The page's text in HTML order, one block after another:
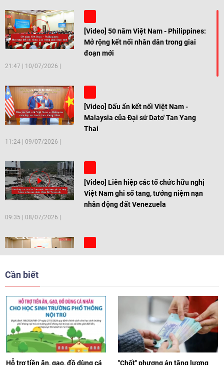
[Video] 50 năm Việt Nam - Philippines:
Mở rộng kết nối nhân dân trong giai
đoạn mới
21:47 10/07/2026
[Video] Dấu ấn kết nối Việt Nam -
Malaysia của Đại sứ Dato' Tan Yang
Thai
11:24 09/07/2026
[Video] Liên hiệp các tổ chức hữu nghị
Việt Nam ghi sổ tang, tưởng niệm nạn
nhân động đất Venezuela
09:35 08/07/2026
[Video] Trẻ em Đông Á cùng kiến tạo
[Video] Âm nhạc flamenco gắn kết văn
hoá Việt Nam - Tây Ban Nha
11:10 17/06/2026
Cần biết
Hỗ trợ tiền ăn, gạo, đồ dùng cá
"Chốt" phương án tăng lương